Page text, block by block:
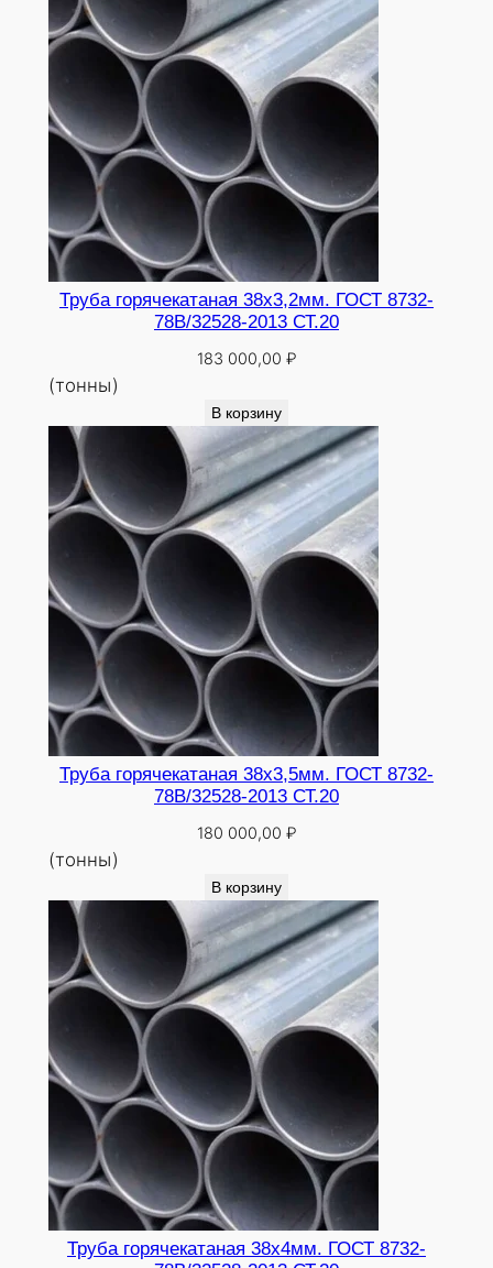
Труба горячекатаная 38х3,2мм. ГОСТ 8732-
78В/32528-2013 СТ.20
183 000,00 ₽
(тонны)
В корзину
Труба горячекатаная 38х3,5мм. ГОСТ 8732-
78В/32528-2013 СТ.20
180 000,00 ₽
(тонны)
В корзину
Труба горячекатаная 38х4мм. ГОСТ 8732-